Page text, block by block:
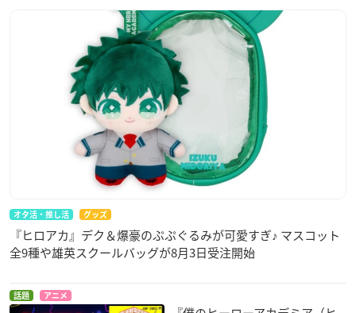
オタ活・推し活 グッズ
『ヒロアカ』デク＆爆豪のぷぷぐるみが可愛すぎ♪ マスコット
全9種や雄英スクールバッグが8月3日受注開始
話題 アニメ